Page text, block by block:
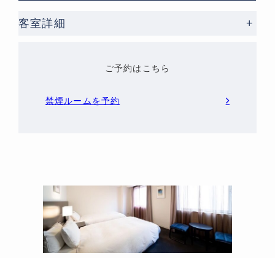
客室詳細 +
ご予約はこちら
禁煙ルームを予約